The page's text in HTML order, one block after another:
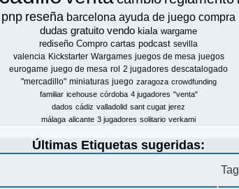
pnp reseña barcelona ayuda de juego compra
dudas gratuito vendo kiala wargame
rediseño Compro cartas podcast sevilla
valencia Kickstarter Wargames juegos de mesa juegos
eurogame juego de mesa rol 2 jugadores descatalogado
"mercadillo" miniaturas juego zaragoza crowdfunding
familiar icehouse córdoba 4 jugadores "venta"
dados cádiz valladolid sant cugat jerez
málaga alicante 3 jugadores solitario verkami
Últimas Etiquetas sugeridas:
Tag